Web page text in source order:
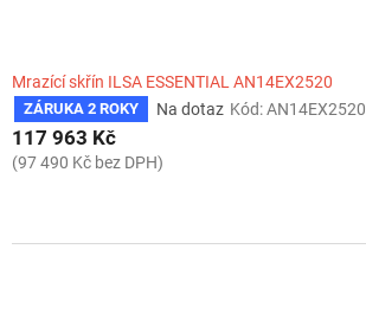
Mrazící skřín ILSA ESSENTIAL AN14EX2520
ZÁRUKA 2 ROKY Na dotaz Kód:AN14EX2520
117 963 Kč
(97 490 Kč bez DPH)